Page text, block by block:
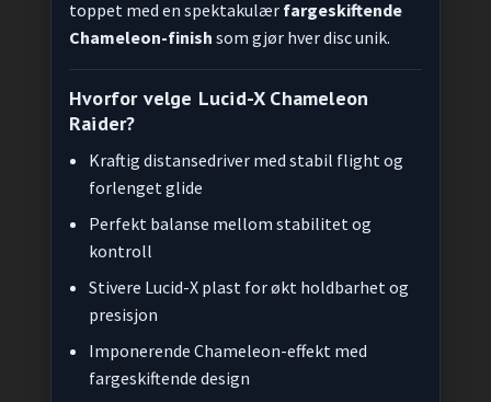
toppet med en spektakulær fargeskiftende
Chameleon-finish som gjør hver disc unik.
Hvorfor velge Lucid-X Chameleon
Raider?
Kraftig distansedriver med stabil flight og
forlenget glide
Perfekt balanse mellom stabilitet og
kontroll
Stivere Lucid-X plast for økt holdbarhet og
presisjon
Imponerende Chameleon-effekt med
fargeskiftende design